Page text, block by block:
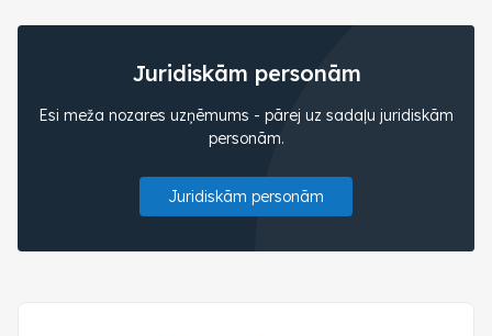
Juridiskām personām
Esi meža nozares uzņēmums - pārej uz sadaļu juridiskām
personām.
Juridiskām personām